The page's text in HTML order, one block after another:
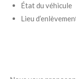
État du véhicule
Lieu